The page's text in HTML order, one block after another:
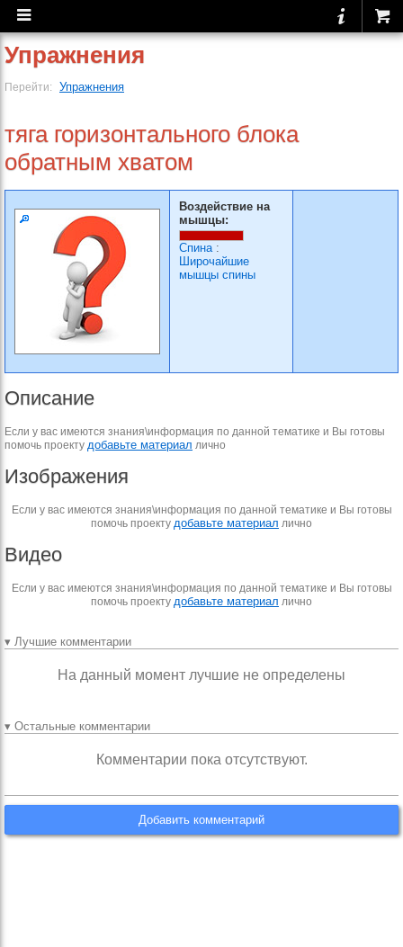
Упражнения
Перейти: Упражнения
тяга горизонтального блока
обратным хватом
Воздействие на
мышцы:
Спина:
Широчайшие
мышцы спины
Описание
Если у вас имеются знания\информация по данной тематике и Вы готовы
помочь проекту добавьте материал лично
Изображения
Если у вас имеются знания\информация по данной тематике и Вы готовы
помочь проекту добавьте материал лично
Видео
Если у вас имеются знания\информация по данной тематике и Вы готовы
помочь проекту добавьте материал лично
▾ Лучшие комментарии
На данный момент лучшие не определены
▾ Остальные комментарии
Комментарии пока отсутствуют.
Добавить комментарий